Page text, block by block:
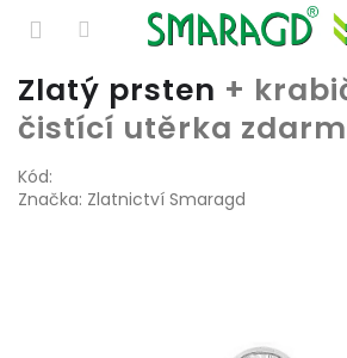
Přejít
na
obsah
Zlatý prsten +
čistící utěrka
Kód:
Značka: Zlatnictví Smaragd